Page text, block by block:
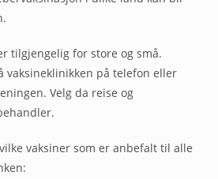
tilgjengelig for store og små.
vaksineklinikken på telefon eller
Velg da reise og
vaksiner som er anbefalt til alle